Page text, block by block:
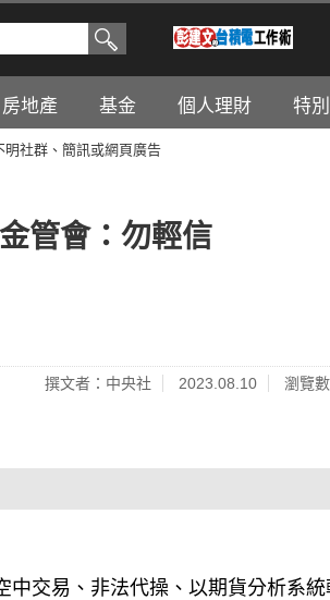
房地產 基金 個人理財 特
社群、簡訊或網頁廣告
管會：勿輕信
撰文者：中央社 2023.08.10 瀏覽
交易、非法代操、以期貨分析系統